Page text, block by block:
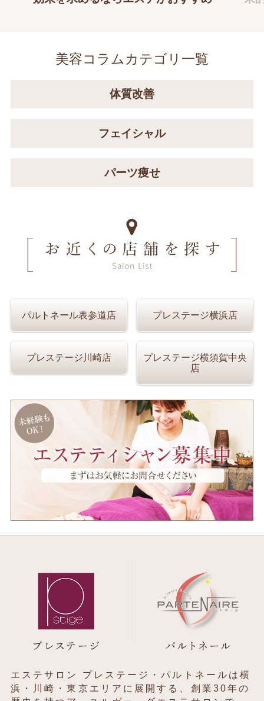
美容コラムカテゴリ一覧
体質改善
フェイシャル
パーツ痩せ
パルトネール表参道店 プレステージ横浜店
プレステージ川崎店
プレステージ横須賀中央
店
エステサロン プレステージ・パルトネールは横
浜・川崎・東京エリアに展開する、創業30年の